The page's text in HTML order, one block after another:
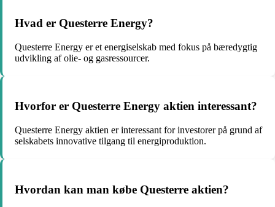
Hvad er Questerre Energy?
Questerre Energy er et energiselskab med fokus på bæredygtig
udvikling af olie- og gasressourcer.
Hvorfor er Questerre Energy aktien interessant?
Questerre Energy aktien er interessant for investorer på grund af
selskabets innovative tilgang til energiproduktion.
Hvordan kan man købe Questerre aktien?